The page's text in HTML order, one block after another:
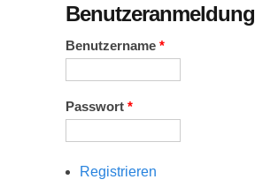
Benutzeranmeldung
Benutzername *
Passwort *
Registrieren